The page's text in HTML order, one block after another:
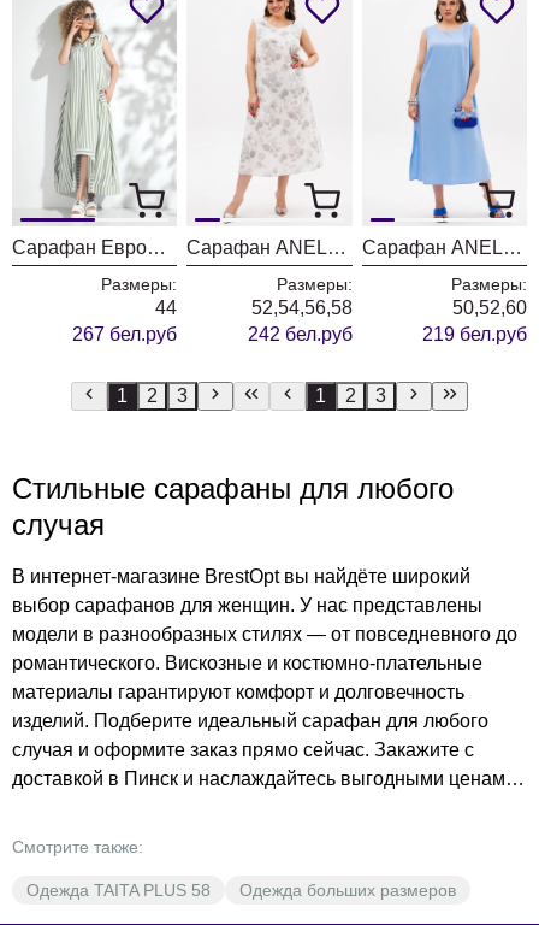
Сарафан ЕвроМода 582
Размеры:
44
267 бел.руб
Сарафан ANELLI LAUREL 1472 неба лес
Размеры:
52,54,56,58
242 бел.руб
Сарафан ANELLI LAUREL 1472-1 неба пилина
Размеры:
50,52,60
219 бел.руб
1 2 3 1 2 3
Стильные сарафаны для любого
случая
В интернет-магазине BrestOpt вы найдёте широкий
выбор сарафанов для женщин. У нас представлены
модели в разнообразных стилях — от повседневного до
романтического. Вискозные и костюмно-плательные
материалы гарантируют комфорт и долговечность
изделий. Подберите идеальный сарафан для любого
случая и оформите заказ прямо сейчас. Закажите с
доставкой в Пинск и наслаждайтесь выгодными ценами.
корзину!
Смотрите также:
Одежда TAITA PLUS 58 Одежда больших размеров